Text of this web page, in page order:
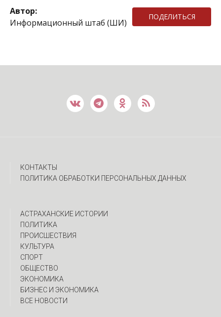
Автор:
Информационный штаб (ШИ)
ПОДЕЛИТЬСЯ
КОНТАКТЫ
ПОЛИТИКА ОБРАБОТКИ ПЕРСОНАЛЬНЫХ ДАННЫХ
АСТРАХАНСКИЕ ИСТОРИИ
ПОЛИТИКА
ПРОИСШЕСТВИЯ
КУЛЬТУРА
СПОРТ
ОБЩЕСТВО
ЭКОНОМИКА
БИЗНЕС И ЭКОНОМИКА
ВСЕ НОВОСТИ